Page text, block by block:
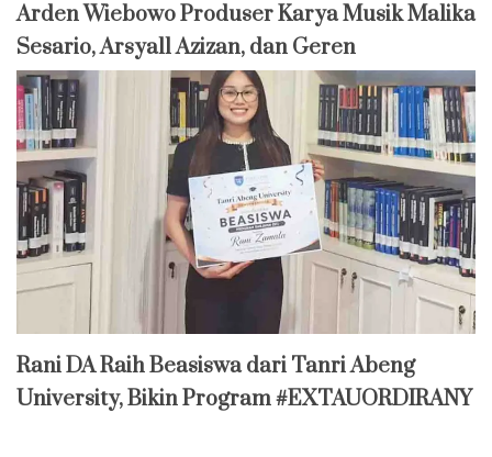
Arden Wiebowo Produser Karya Musik Malika
Sesario, Arsyall Azizan, dan Geren
Rani DA Raih Beasiswa dari Tanri Abeng
University, Bikin Program #EXTAUORDIRANY